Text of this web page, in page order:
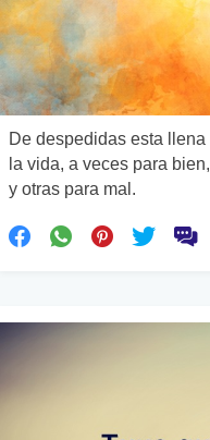
De despedidas esta llena
la vida, a veces para bien,
y otras para mal.